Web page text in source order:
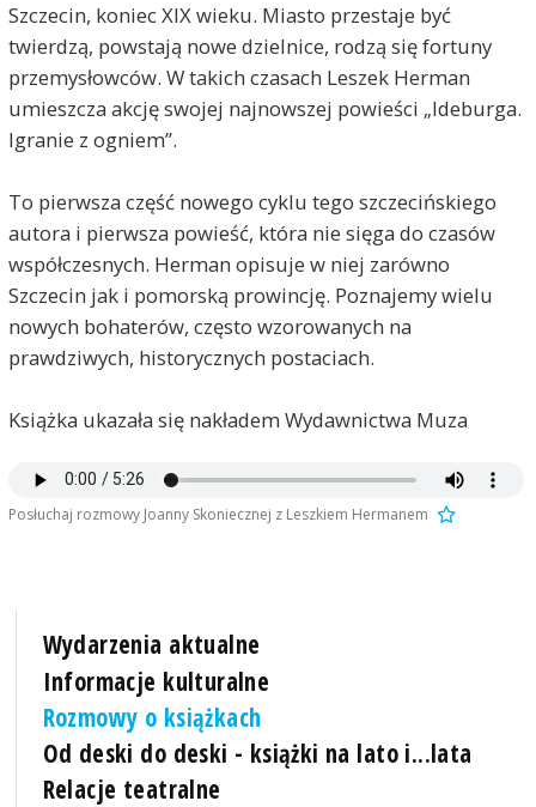
Szczecin, koniec XIX wieku. Miasto przestaje być
twierdzą, powstają nowe dzielnice, rodzą się fortuny
przemysłowców. W takich czasach Leszek Herman
umieszcza akcję swojej najnowszej powieści „Ideburga.
Igranie z ogniem”.
To pierwsza część nowego cyklu tego szczecińskiego
autora i pierwsza powieść, która nie sięga do czasów
współczesnych. Herman opisuje w niej zarówno
Szczecin jak i pomorską prowincję. Poznajemy wielu
nowych bohaterów, często wzorowanych na
prawdziwych, historycznych postaciach.
Książka ukazała się nakładem Wydawnictwa Muza
Posłuchaj rozmowy Joanny Skoniecznej z Leszkiem Hermanem
Wydarzenia aktualne
Informacje kulturalne
Rozmowy o książkach
Od deski do deski - książki na lato i...lata
Relacje teatralne